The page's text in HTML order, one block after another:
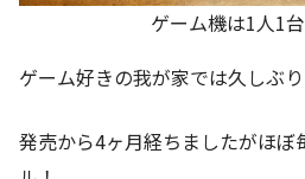
ゲーム機は1人1
ゲーム好きの我が家では久しぶ
発売から4ヶ月経ちましたがほぼ